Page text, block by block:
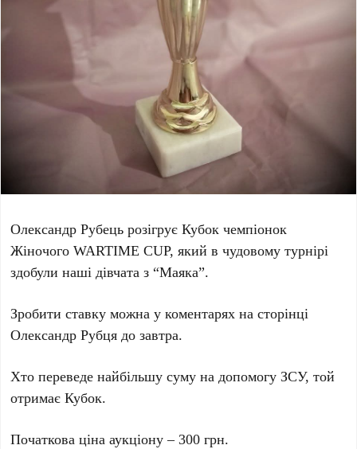
Олександр Рубець розігрує Кубок чемпіонок
Жіночого WARTIME CUP, який в чудовому турнірі
здобули наші дівчата з “Маяка”.
Зробити ставку можна у коментарях на сторінці
Олександр Рубця до завтра.
Хто переведе найбільшу суму на допомогу ЗСУ, той
отримає Кубок.
Початкова ціна аукціону – 300 грн.